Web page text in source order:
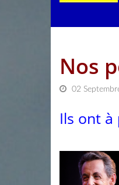
Nos
02
Ils ont à